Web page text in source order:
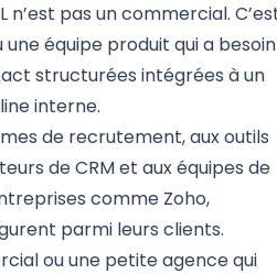
n’est pas un commercial.
équipe produit qui a besoin
structurées intégrées à un
interne.
de recrutement, aux outils
de CRM et aux équipes de
comme Zoho,
parmi leurs clients.
ou une petite agence qui